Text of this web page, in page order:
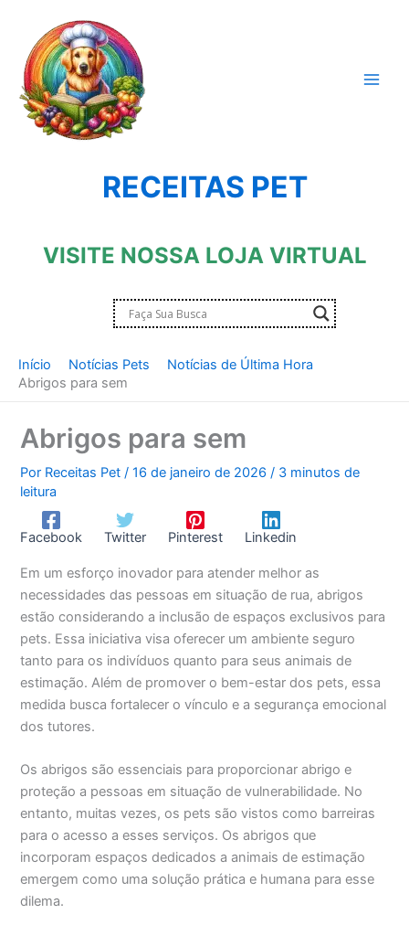
conteúdo
RECEITAS PET
VISITE NOSSA LOJA VIRTUAL
Início Notícias Pets
Notícias de Última Hora
Abrigos para sem
Abrigos para sem
Por Receitas Pet/16 de janeiro de 2026/ 3 minutos de
leitura
Facebook Twitter Pinterest Linkedin
Em um esforço inovador para atender melhor as
necessidades das pessoas em situação de rua, abrigos
estão considerando a inclusão de espaços exclusivos para
pets. Essa iniciativa visa oferecer um ambiente seguro
tanto para os indivíduos quanto para seus animais de
estimação. Além de promover o bem-estar dos pets, essa
medida busca fortalecer o vínculo e a segurança emocional
dos tutores.
Os abrigos são essenciais para proporcionar abrigo e
proteção a pessoas em situação de vulnerabilidade. No
entanto, muitas vezes, os pets são vistos como barreiras
para o acesso a esses serviços. Os abrigos que
incorporam espaços dedicados a animais de estimação
emergem como uma solução prática e humana para esse
dilema.